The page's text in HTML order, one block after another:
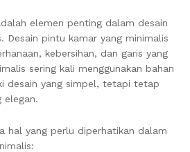
elemen penting dalam desain
Desain pintu kamar yang minimalis
kebersihan, dan garis yang
sering kali menggunakan bahan
desain yang simpel, tetapi tetap
elegan.
hal yang perlu diperhatikan dalam